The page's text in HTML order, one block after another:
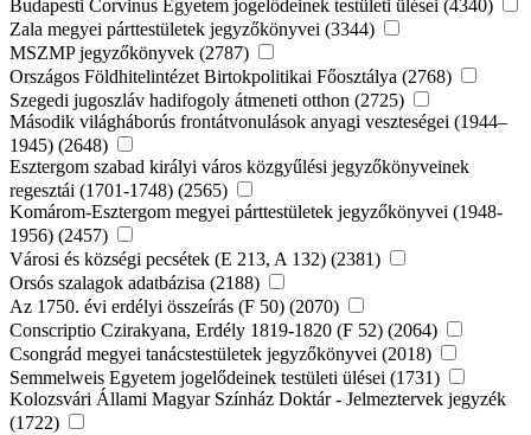
Budapesti Corvinus Egyetem jogelődeinek testületi ülései (4340)
Zala megyei párttestületek jegyzőkönyvei (3344)
MSZMP jegyzőkönyvek (2787)
Országos Földhitelintézet Birtokpolitikai Főosztálya (2768)
Szegedi jugoszláv hadifogoly átmeneti otthon (2725)
Második világháborús frontátvonulások anyagi veszteségei (1944–
1945) (2648)
Esztergom szabad királyi város közgyűlési jegyzőkönyveinek
regesztái (1701-1748) (2565)
Komárom-Esztergom megyei párttestületek jegyzőkönyvei (1948-
1956) (2457)
Városi és községi pecsétek (E 213, A 132) (2381)
Orsós szalagok adatbázisa (2188)
Az 1750. évi erdélyi összeírás (F 50) (2070)
Conscriptio Czirakyana, Erdély 1819-1820 (F 52) (2064)
Csongrád megyei tanácstestületek jegyzőkönyvei (2018)
Semmelweis Egyetem jogelődeinek testületi ülései (1731)
Kolozsvári Állami Magyar Színház Doktár - Jelmeztervek jegyzék
(1722)